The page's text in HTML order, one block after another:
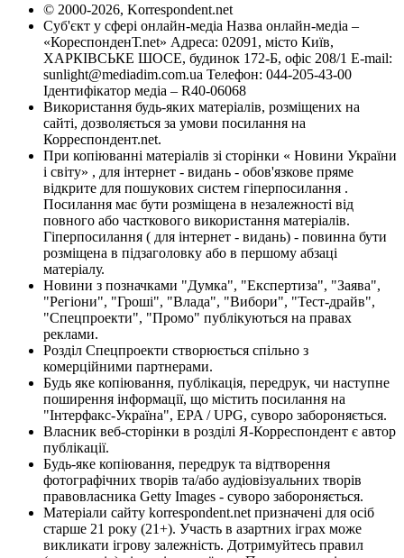
© 2000-2026, Korrespondent.net
Суб'єкт у сфері онлайн-медіа Назва онлайн-медіа –
«КореспонденТ.net» Адреса: 02091, місто Київ,
ХАРКІВСЬКЕ ШОСЕ, будинок 172-Б, офіс 208/1 E-mail:
sunlight@mediadim.com.ua Телефон: 044-205-43-00
Ідентифікатор медіа – R40-06068
Використання будь-яких матеріалів, розміщених на
сайті, дозволяється за умови посилання на
Корреспондент.net.
При копіюванні матеріалів зі сторінки « Новини України
і світу» , для інтернет - видань - обов'язкове пряме
відкрите для пошукових систем гіперпосилання .
Посилання має бути розміщена в незалежності від
повного або часткового використання матеріалів.
Гіперпосилання ( для інтернет - видань) - повинна бути
розміщена в підзаголовку або в першому абзаці
матеріалу.
Новини з позначками "Думка", "Експертиза", "Заява",
"Регіони", "Гроші", "Влада", "Вибори", "Тест-драйв",
"Спецпроекти", "Промо" публікуються на правах
реклами.
Розділ Спецпроекти створюється спільно з
комерційними партнерами.
Будь яке копіювання, публікація, передрук, чи наступне
поширення інформації, що містить посилання на
"Інтерфакс-Україна", EPA / UPG, суворо забороняється.
Власник веб-сторінки в розділі Я-Корреспондент є автор
публікації.
Будь-яке копіювання, передрук та відтворення
фотографічних творів та/або аудіовізуальних творів
правовласника Getty Images - суворо забороняється.
Матеріали сайту korrespondent.net призначені для осіб
старше 21 року (21+). Участь в азартних іграх може
викликати ігрову залежність. Дотримуйтесь правил